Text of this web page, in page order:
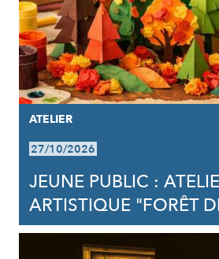
ATELIER
27/10/2026
JEUNE PUBLIC :
ARTISTIQUE "FORÊT